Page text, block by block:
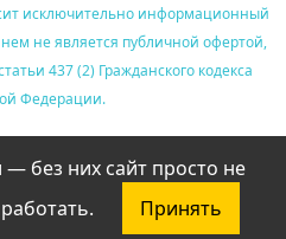
исключительно информационный
не является публичной офертой,
437 (2) Гражданского кодекса
Федерации.
без них сайт просто не
Принять